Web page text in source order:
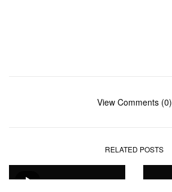
View Comments (0)
RELATED POSTS